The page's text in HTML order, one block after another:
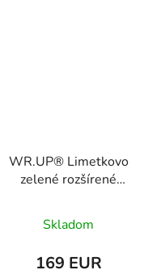
WR.UP® Limetkovo
zelené rozšírené
s efektom krokodíla,
WRUP11HS012
Skladom
169 EUR